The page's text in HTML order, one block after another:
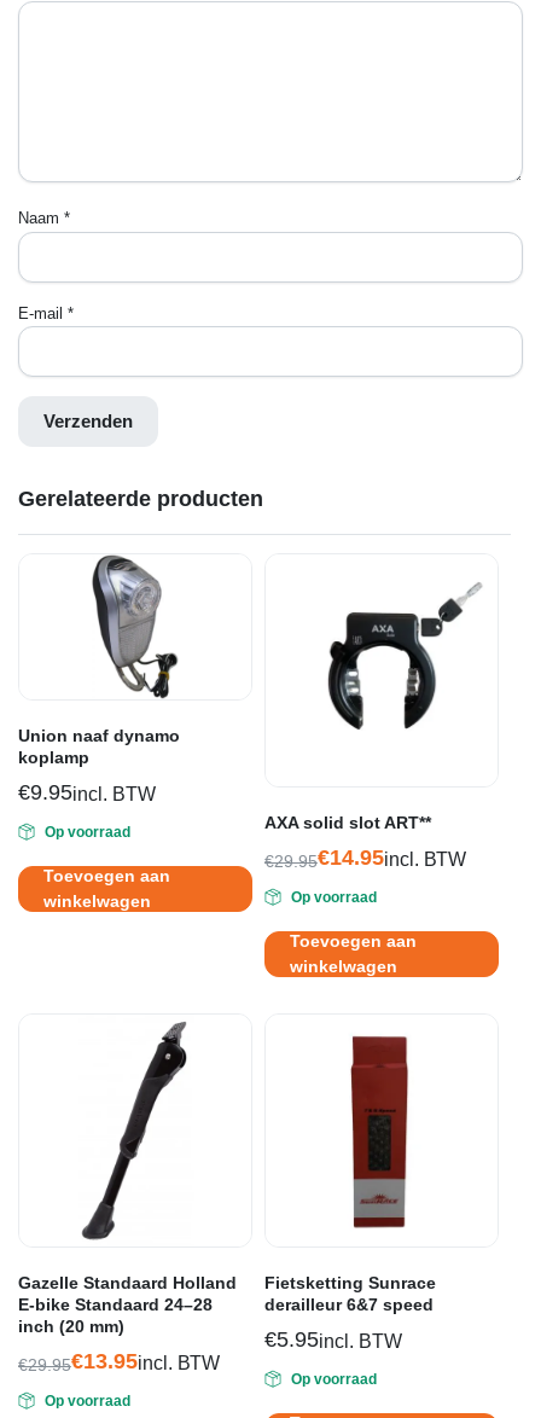
Naam *
E-mail *
Gerelateerde producten
Union naaf dynamo
koplamp
€9.95incl. BTW
Op voorraad
Toevoegen aan
winkelwagen
AXA solid slot ART**
€29.95
prijs
was:
€29.95.
€14.95
prijs
is:
€14.95.
incl. BTW
Op voorraad
Toevoegen aan
winkelwagen
Gazelle Standaard Holland
E-bike Standaard 24–28
inch (20 mm)
€29.95
prijs
€13.95
prijs
incl. BTW
Op voorraad
Fietsketting Sunrace
derailleur 6&7 speed
€5.95incl. BTW
Op voorraad